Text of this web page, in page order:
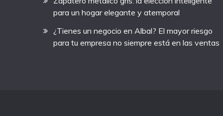
para un hogar elegante y atemporal
¿Tienes un negocio en Albal? El mayor riesgo
para tu empresa no siempre está en las ventas